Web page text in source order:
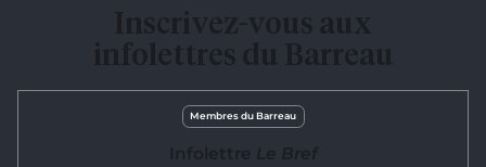
Membres du Barreau